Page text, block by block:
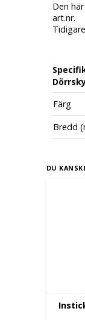
Den
art.nr.
Färg
Bredd
DU